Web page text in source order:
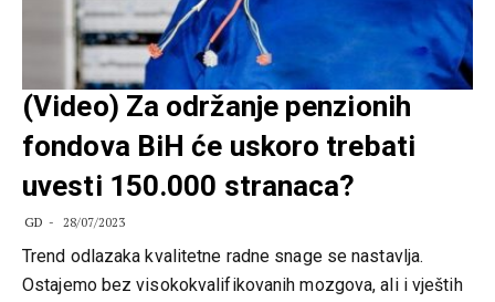
(Video) Za održanje penzionih
fondova BiH će uskoro trebati
uvesti 150.000 stranaca?
GD 28/07/2023
Trend odlazaka kvalitetne radne snage se nastavlja.
Ostajemo bez visokokvalifikovanih mozgova, ali i vještih